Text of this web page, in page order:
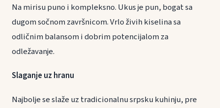
Na mirisu puno i kompleksno. Ukus je pun, bogat sa
dugom sočnom završnicom. Vrlo živih kiselina sa
odličnim balansom i dobrim potencijalom za
odležavanje.
Slaganje uz hranu
Najbolje se slaže uz tradicionalnu srpsku kuhinju, pre